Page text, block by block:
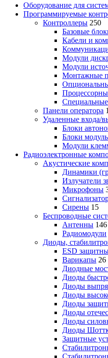
Оборудование для
Программируемые
Контроллеры 250
Базовые
Кабели и
Модули
Модули
Монтажные
Панели оператора
Удаленные входа/
Блоки
Блоки
Модули
Радиоэлектронные
Акустические
Динамики
Излучатели
Микрофоны
Сирены 15
Беспроводные
Антенны 146
Радиомодули
Диоды,
ESD
Варикапы 26
Диодные
Диоды
Диоды
Диоды
Диоды
Диоды
Диоды
Диоды
Защитные